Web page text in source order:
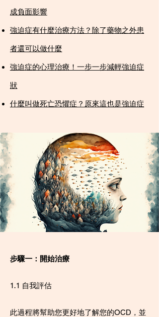
成負面影響​
強迫症有什麼治療方法？除了藥物之外患
者還可以做什麼​
強迫症的心理治療！一步一步減輕強迫症
狀​
什麼叫做死亡恐懼症？原來這也是強迫症
步驟一：開始治療
1.1 自我評估
此過程將幫助您更好地了解您的OCD，並